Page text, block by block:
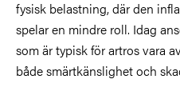
fysisk belastning, där den
spelar en mindre roll. Idag
som är typisk för artros vara
både smärtkänslighet och